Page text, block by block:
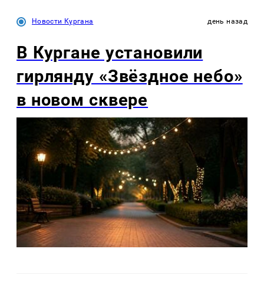
Новости Кургана день назад
В Кургане установили
гирлянду «Звёздное небо»
в новом сквере